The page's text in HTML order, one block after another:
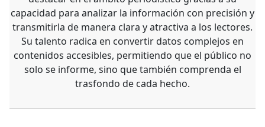
Alonso Herrera
Alonso Herrera es un joven reportero que ha logrado
destacar en el ámbito periodístico gracias a su
capacidad para analizar la información con precisión y
transmitirla de manera clara y atractiva a los lectores.